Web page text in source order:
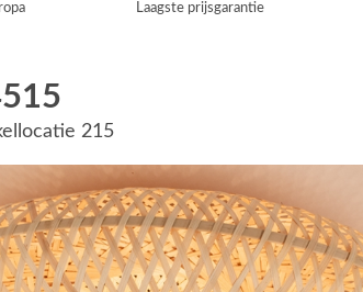
Laagste prijsgarantie
215